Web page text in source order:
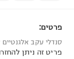
פרטים:
סנדלי עקב
פריט זה ניתן